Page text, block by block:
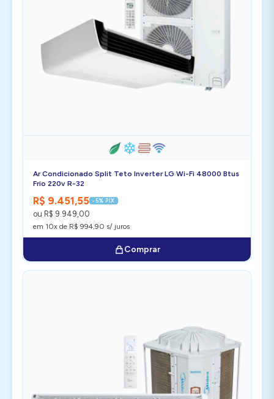
Ar Condicionado Split Teto Inverter LG Wi-Fi 48000 Btus
Frio 220v R-32
R$ 9.451,55 -5% PIX
ou R$ 9.949,00
em 10x de R$ 994,90 s/ juros
Comprar